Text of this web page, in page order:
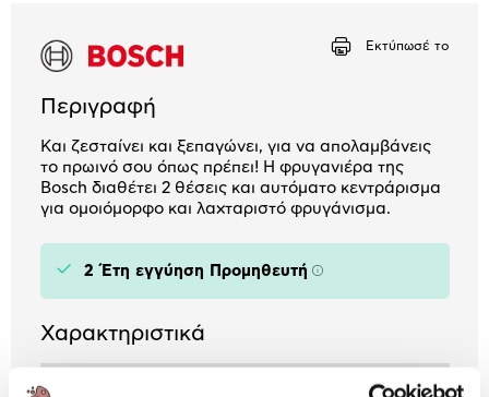
Εκτύπωσέ το
Περιγραφή
Και ζεσταίνει και ξεπαγώνει, για να απολαμβάνεις
το πρωινό σου όπως πρέπει! Η φρυγανιέρα της
Bosch διαθέτει 2 θέσεις και αυτόματο κεντράρισμα
για ομοιόμορφο και λαχταριστό φρυγάνισμα.
2 Έτη εγγύηση Προμηθευτή Πληροφορίες
Χαρακτηριστικά
950 W